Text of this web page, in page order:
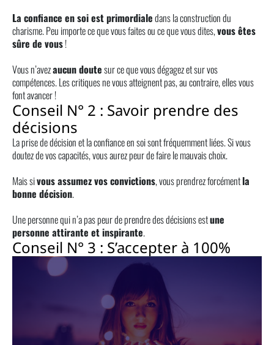
La confiance en soi est primordialedans la construction du
charisme. Peu importe ce que vous faites ou ce que vous dites,vous êtes
sûre de vous!
Vous n’avezaucun doutesur ce que vous dégagez et sur vos
compétences. Les critiques ne vous atteignent pas, au contraire, elles vous
font avancer !
Conseil N° 2 : Savoir prendre des
décisions
La prise de décision et la confiance en soi sont fréquemment liées. Si vous
doutez de vos capacités, vous aurez peur de faire le mauvais choix.
Mais sivous assumez vos convictions, vous prendrez forcémentla
bonne décision.
Une personne qui n’a pas peur de prendre des décisions estune
personne attirante et inspirante.
Conseil N° 3 : S’accepter à 100%